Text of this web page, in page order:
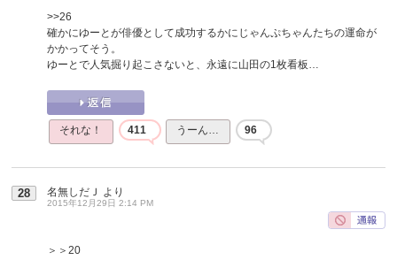
>>26
確かにゆーとが俳優として成功するかにじゃんぷちゃんたちの運命が
かかってそう。
ゆーとで人気掘り起こさないと、永遠に山田の1枚看板…
それな！ 411 うーん… 96
28 名無しだＪ より
2015年12月29日 2:14 PM
＞＞20